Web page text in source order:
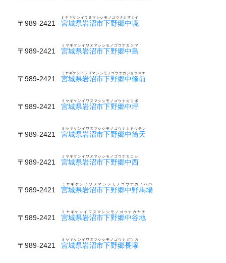
〒989-2421 宮城県岩沼市下野郷中境
ミヤギケンイワヌマシシモノゴウナカザカイ
〒989-2421 宮城県岩沼市下野郷中島
ミヤギケンイワヌマシシモノゴウナカジマ
〒989-2421 宮城県岩沼市下野郷中條前
ミヤギケンイワヌマシシモノゴウナカジョウマエ
〒989-2421 宮城県岩沼市下野郷中坪
ミヤギケンイワヌマシシモノゴウナカツボ
〒989-2421 宮城県岩沼市下野郷中筒天
ミヤギケンイワヌマシシモノゴウナカドウテン
〒989-2421 宮城県岩沼市下野郷中西
ミヤギケンイワヌマシシモノゴウナカニシ
〒989-2421 宮城県岩沼市下野郷中野馬場
ミヤギケンイワヌマシシモノゴウナカノババ
〒989-2421 宮城県岩沼市下野郷中谷地
ミヤギケンイワヌマシシモノゴウナカヤチ
〒989-2421 宮城県岩沼市下野郷長塚
ミヤギケンイワヌマシシモノゴウナガツカ